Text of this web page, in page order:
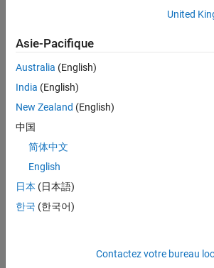
d'emploi.
malgré
tout
vous
trouvez
pas
d'offre
corresponde
à vos
United
Asie-Pacifique
Australia (English)
India (English)
New Zealand (English)
中国
简体中文
English
日本 (日本語)
한국 (한국어)
Contactez votre bureau